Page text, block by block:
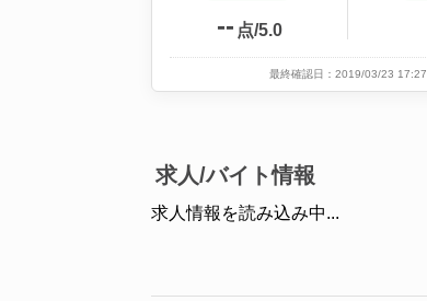
-- 点/5.0
最終確認日：2019/03/23 17:27
求人/バイト情報
求人情報を読み込み中...